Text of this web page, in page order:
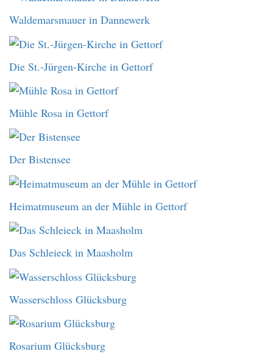
Waldemarsmauer in Dannewerk
Die St.-Jürgen-Kirche in Gettorf
Mühle Rosa in Gettorf
Der Bistensee
Heimatmuseum an der Mühle in Gettorf
Das Schleieck in Maasholm
Wasserschloss Glücksburg
Rosarium Glücksburg